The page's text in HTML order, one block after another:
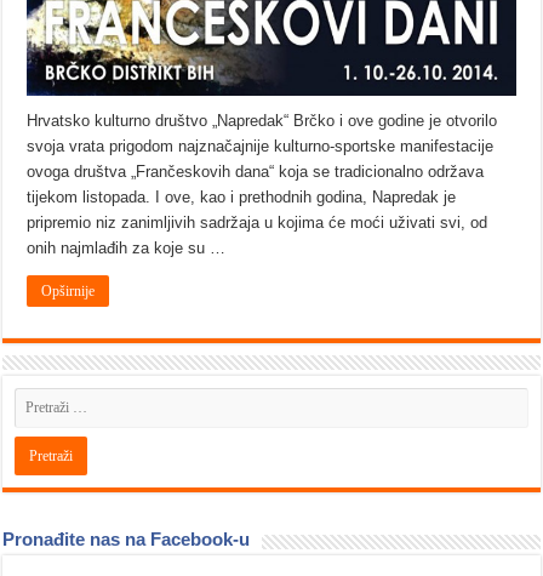
Hrvatsko kulturno društvo „Napredak“ Brčko i ove godine je otvorilo
svoja vrata prigodom najznačajnije kulturno-sportske manifestacije
ovoga društva „Frančeskovih dana“ koja se tradicionalno održava
tijekom listopada. I ove, kao i prethodnih godina, Napredak je
pripremio niz zanimljivih sadržaja u kojima će moći uživati svi, od
onih najmlađih za koje su …
Opširnije
Pronađite nas na Facebook-u